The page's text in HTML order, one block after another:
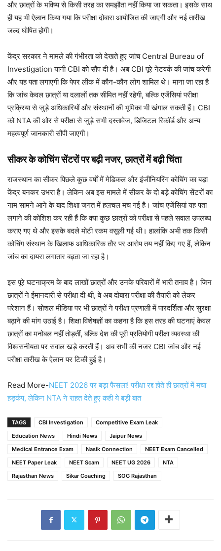
और छात्रों के भविष्य से किसी तरह का समझौता नहीं किया जा सकता। इसके साथ
ही यह भी ऐलान किया गया कि परीक्षा दोबारा आयोजित की जाएगी और नई तारीख
जल्द घोषित होगी।
केंद्र सरकार ने मामले की गंभीरता को देखते हुए जांच Central Bureau of
Investigation यानी CBI को सौंप दी है। अब CBI पूरे नेटवर्क की जांच करेगी
और यह पता लगाएगी कि पेपर लीक में कौन-कौन लोग शामिल थे। माना जा रहा है
कि जांच केवल छात्रों या दलालों तक सीमित नहीं रहेगी, बल्कि एजेंसियां परीक्षा
प्रक्रिया से जुड़े अधिकारियों और संस्थानों की भूमिका भी खंगाल सकती हैं। CBI
को NTA की ओर से परीक्षा से जुड़े सभी दस्तावेज, डिजिटल रिकॉर्ड और अन्य
महत्वपूर्ण जानकारी सौंपी जाएगी।
सीकर के कोचिंग सेंटरों पर बढ़ी नजर, छात्रों में बढ़ी चिंता
राजस्थान का सीकर पिछले कुछ वर्षों में मेडिकल और इंजीनियरिंग कोचिंग का बड़ा
केंद्र बनकर उभरा है। लेकिन अब इस मामले में सीकर के दो बड़े कोचिंग सेंटरों का
नाम सामने आने के बाद शिक्षा जगत में हलचल मच गई है। जांच एजेंसियां यह पता
लगाने की कोशिश कर रही हैं कि क्या कुछ छात्रों को परीक्षा से पहले सवाल उपलब्ध
कराए गए थे और इसके बदले मोटी रकम वसूली गई थी। हालांकि अभी तक किसी
कोचिंग संस्थान के खिलाफ आधिकारिक तौर पर आरोप तय नहीं किए गए हैं, लेकिन
जांच का दायरा लगातार बढ़ता जा रहा है।
इस पूरे घटनाक्रम के बाद लाखों छात्रों और उनके परिवारों में भारी तनाव है। जिन
छात्रों ने ईमानदारी से परीक्षा दी थी, वे अब दोबारा परीक्षा की तैयारी को लेकर
परेशान हैं। सोशल मीडिया पर भी छात्रों ने परीक्षा प्रणाली में पारदर्शिता और सुरक्षा
बढ़ाने की मांग उठाई है। शिक्षा विशेषज्ञों का कहना है कि इस तरह की घटनाएं केवल
छात्रों का मनोबल नहीं तोड़तीं, बल्कि देश की पूरी प्रतियोगी परीक्षा व्यवस्था की
विश्वसनीयता पर सवाल खड़े करती हैं। अब सभी की नजर CBI जांच और नई
परीक्षा तारीख के ऐलान पर टिकी हुई है।
Read More-NEET 2026 पर बड़ा फैसला! परीक्षा रद्द होते ही छात्रों में मचा
हड़कंप, लेकिन NTA ने राहत देते हुए कही ये बड़ी बात
TAGS CBI Investigation
Competitive Exam Leak
Education News
Hindi News
Jaipur News
Medical Entrance Exam
Nasik Connection
NEET Exam Cancelled
NEET Paper Leak
NEET Scam NEET UG 2026
NTA
Rajasthan News
Sikar Coaching SOG Rajasthan